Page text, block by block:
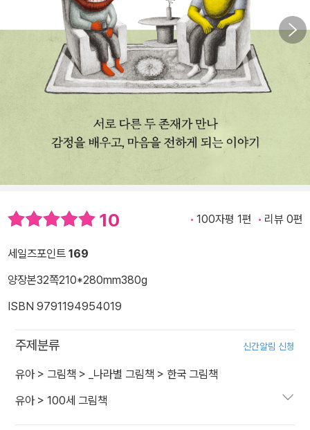
10 100자평 1편 리뷰 0편
세일즈포인트 169
양장본32쪽210*280mm380g
ISBN 9791194954019
주제분류 신간알림 신청
유아> 그림책 > _나라별 그림책 > 한국 그림책
유아> 100세 그림책